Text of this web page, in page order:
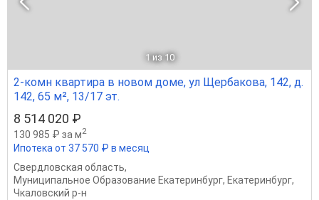
1 из 10
2-комн квартира в новом доме, ул Щербакова, 142, д.
142, 65 м², 13/17 эт.
8 514 020 ₽
130 985 ₽ за м2
Ипотека от 37 570 ₽ в месяц
Свердловская область,
Муниципальное Образование Екатеринбург, Екатеринбург,
Чкаловский р-н